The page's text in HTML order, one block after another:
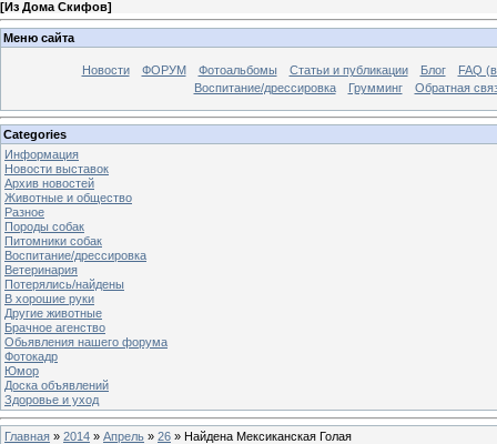
[Из Дома Скифов]
Меню сайта
Новости ФОРУМ Фотоальбомы Статьи и публикации Блог
FAQ
Воспитание/дрессировка
Грумминг Обратная
Categories
Информация
Новости выставок
Архив новостей
Животные и общество
Разное
Породы собак
Питомники собак
Воспитание/дрессировка
Ветеринария
Потерялись/найдены
В хорошие руки
Другие животные
Брачное агенство
Обьявления нашего форума
Фотокадр
Юмор
Доска объявлений
Здоровье и уход
Главная » 2014 » Апрель » 26 » Найдена Мексиканская Голая